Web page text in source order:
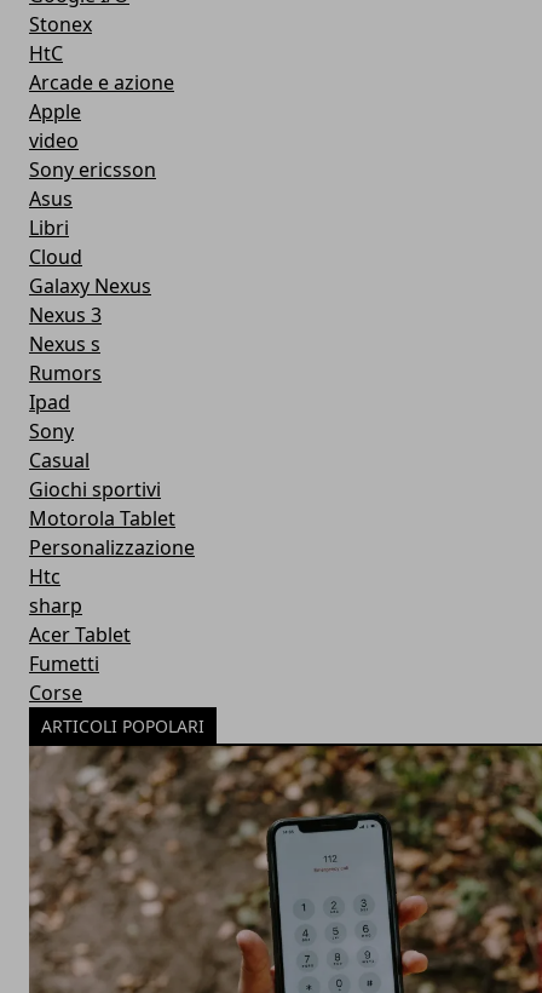
Stonex
HtC
Arcade e azione
Apple
video
Sony ericsson
Asus
Libri
Cloud
Galaxy Nexus
Nexus 3
Nexus s
Rumors
Ipad
Sony
Casual
Giochi sportivi
Motorola Tablet
Personalizzazione
Htc
sharp
Acer Tablet
Fumetti
Corse
ARTICOLI POPOLARI